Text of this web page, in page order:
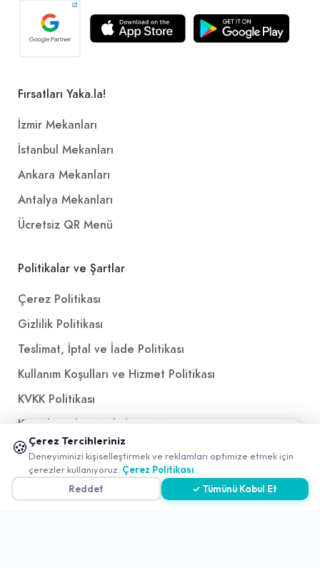
Fırsatları Yaka.la!
İzmir Mekanları
İstanbul Mekanları
Ankara Mekanları
Antalya Mekanları
Ücretsiz QR Menü
Politikalar ve Şartlar
Çerez Politikası
Gizlilik Politikası
Teslimat, İptal ve İade Politikası
Kullanım Koşulları ve Hizmet Politikası
KVKK Politikası
Kişisel Verileri Aydınlatma Metni
Referanslarımız
🍪 Çerez Tercihleriniz
Deneyiminizi kişiselleştirmek ve reklamları optimize etmek için
çerezler kullanıyoruz. Çerez Politikası
Reddet
✓ Tümünü Kabul Et
📱 Mobil uygulamamızı keşfedin!
✖